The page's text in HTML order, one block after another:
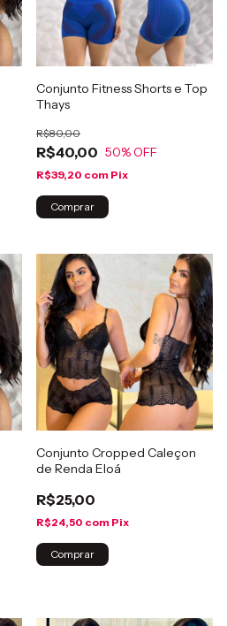
Conjunto Fitness Shorts e Top
Thays
R$40,00
R$80,00
50% OFF
R$39,20 com Pix
Comprar
Conjunto Cropped Caleçon
de Renda Eloá
R$25,00
R$24,50 com Pix
Comprar